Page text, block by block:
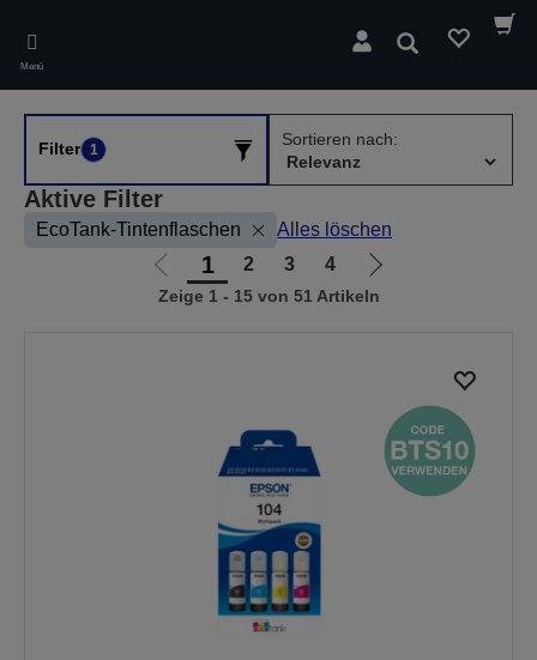
main
content
Menü
Suchen
Filter 1
Sortieren nach:
Aktive Filter
EcoTank-Tintenflaschen Alles löschen
Zur
vorherigen
1 2 3 4
Zur
nächsten
Zeige 1 - 15 von 51 Artikeln